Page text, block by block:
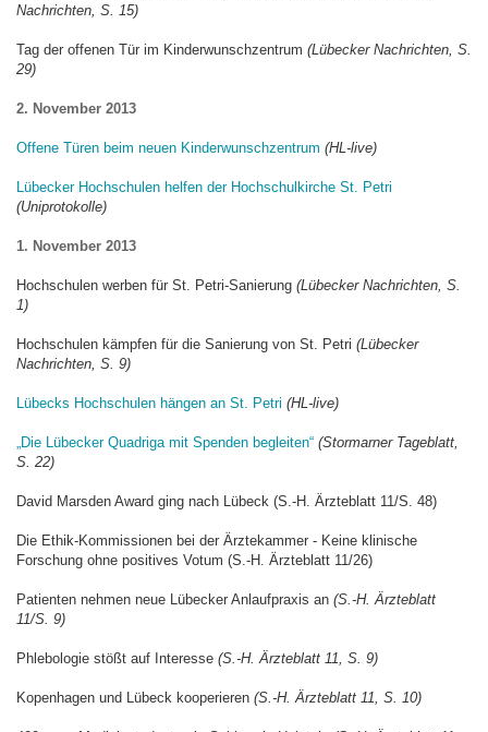
Nachrichten, S. 15)
Tag der offenen Tür im Kinderwunschzentrum (Lübecker Nachrichten, S.
29)
2. November 2013
Offene Türen beim neuen Kinderwunschzentrum (HL-live)
Lübecker Hochschulen helfen der Hochschulkirche St. Petri
(Uniprotokolle)
1. November 2013
Hochschulen werben für St. Petri-Sanierung (Lübecker Nachrichten, S.
1)
Hochschulen kämpfen für die Sanierung von St. Petri (Lübecker
Nachrichten, S. 9)
Lübecks Hochschulen hängen an St. Petri (HL-live)
„Die Lübecker Quadriga mit Spenden begleiten“ (Stormarner Tageblatt,
S. 22)
David Marsden Award ging nach Lübeck (S.-H. Ärzteblatt 11/S. 48)
Die Ethik-Kommissionen bei der Ärztekammer - Keine klinische
Forschung ohne positives Votum (S.-H. Ärzteblatt 11/26)
Patienten nehmen neue Lübecker Anlaufpraxis an (S.-H. Ärzteblatt
11/S. 9)
Phlebologie stößt auf Interesse (S.-H. Ärzteblatt 11, S. 9)
Kopenhagen und Lübeck kooperieren (S.-H. Ärzteblatt 11, S. 10)